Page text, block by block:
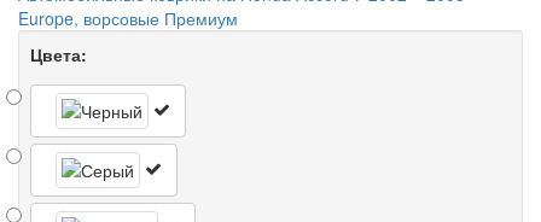
Europe, ворсовые Премиум
Цвета: